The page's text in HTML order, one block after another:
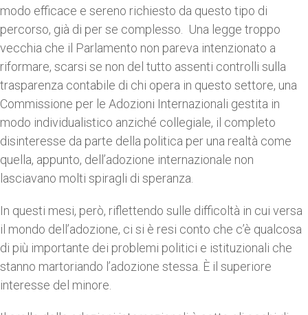
modo efficace e sereno richiesto da questo tipo di
percorso, già di per se complesso. Una legge troppo
vecchia che il Parlamento non pareva intenzionato a
riformare, scarsi se non del tutto assenti controlli sulla
trasparenza contabile di chi opera in questo settore, una
Commissione per le Adozioni Internazionali gestita in
modo individualistico anziché collegiale, il completo
disinteresse da parte della politica per una realtà come
quella, appunto, dell’adozione internazionale non
lasciavano molti spiragli di speranza.
In questi mesi, però, riflettendo sulle difficoltà in cui versa
il mondo dell’adozione, ci si è resi conto che c’è qualcosa
di più importante dei problemi politici e istituzionali che
stanno martoriando l’adozione stessa. È il superiore
interesse del minore.